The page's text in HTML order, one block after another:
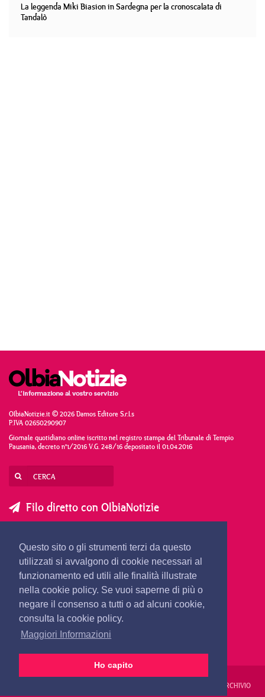
Questo sito o gli strumenti terzi da questo
utilizzati si avvalgono di cookie necessari al
funzionamento ed utili alle finalità illustrate
nella cookie policy. Se vuoi saperne di più o
negare il consenso a tutti o ad alcuni cookie,
consulta la cookie policy.
Maggiori Informazioni
Ho capito
La leggenda Miki Biasion in Sardegna per la cronoscalata di
Tandalò
OlbiaNotizie.it © 2026 Damos Editore S.r.l.s
P.IVA 02650290907
Giornale quotidiano online iscritto nel registro stampa del Tribunale di Tempio
Pausania, decreto n°1/2016 V.G. 248/16 depositato il 01.04.2016
Filo diretto con OlbiaNotizie
SEGNALA UNA NOTIZIA
SEGNALA UN EVENTO
redazione@olbianotizie.it
ARCHIVIO